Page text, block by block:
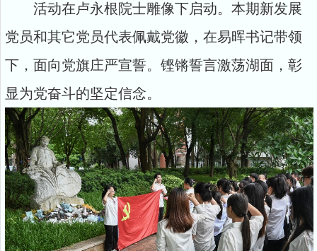
活动在卢永根院士雕像下启动。本期新发展
党员和其它党员代表佩戴党徽，在易晖书记带领
下，面向党旗庄严宣誓。铿锵誓言激荡湖面，彰
显为党奋斗的坚定信念。